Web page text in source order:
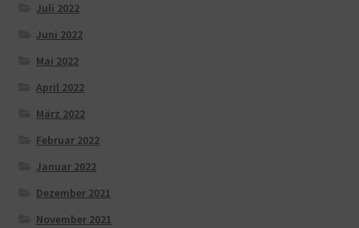
Juli 2022
Juni 2022
Mai 2022
April 2022
März 2022
Februar 2022
Januar 2022
Dezember 2021
November 2021